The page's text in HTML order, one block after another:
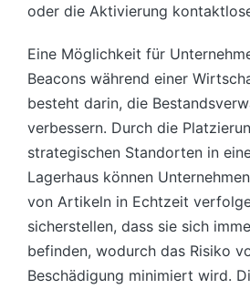
oder die Aktivierung
Eine Möglichkeit für
Beacons während einer
besteht darin, die
verbessern. Durch die
strategischen Standorten in
Lagerhaus können
von Artikeln in Echtzeit
sicherstellen, dass sie sich
befinden, wodurch das Risiko
Beschädigung minimiert wird.